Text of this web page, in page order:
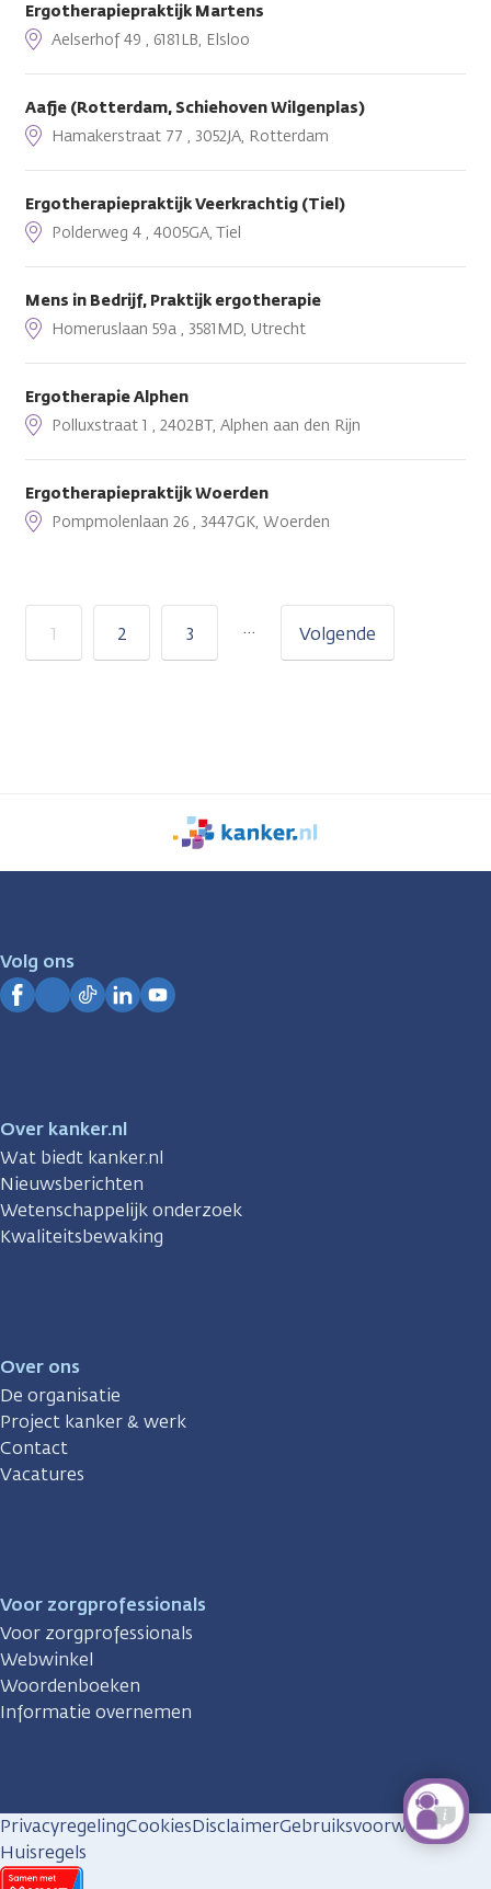
Ergotherapiepraktijk Martens
Aelserhof 49 , 6181LB, Elsloo
Aafje (Rotterdam, Schiehoven Wilgenplas)
Hamakerstraat 77 , 3052JA, Rotterdam
Ergotherapiepraktijk Veerkrachtig (Tiel)
Polderweg 4 , 4005GA, Tiel
Mens in Bedrijf, Praktijk ergotherapie
Homeruslaan 59a , 3581MD, Utrecht
Ergotherapie Alphen
Polluxstraat 1 , 2402BT, Alphen aan den Rijn
Ergotherapiepraktijk Woerden
Pompmolenlaan 26 , 3447GK, Woerden
1 2 3 … Volgende
We
zijn
Volg ons
Over kanker.nl
Wat biedt kanker.nl
Nieuwsberichten
Wetenschappelijk onderzoek
Kwaliteitsbewaking
Over ons
De organisatie
Project kanker & werk
Contact
Vacatures
Voor zorgprofessionals
Voor zorgprofessionals
Webwinkel
Woordenboeken
Informatie overnemen
PrivacyregelingCookiesDisclaimerGebruiksvoorwaarden
Huisregels